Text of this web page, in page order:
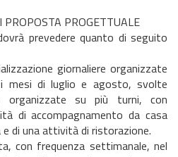
PROGETTUALE
prevedere quanto di seguito
giornaliere organizzate
mesi di luglio e agosto, svolte
organizzate su più turni, con
di accompagnamento da casa
di una attività di ristorazione.
con frequenza settimanale, nel